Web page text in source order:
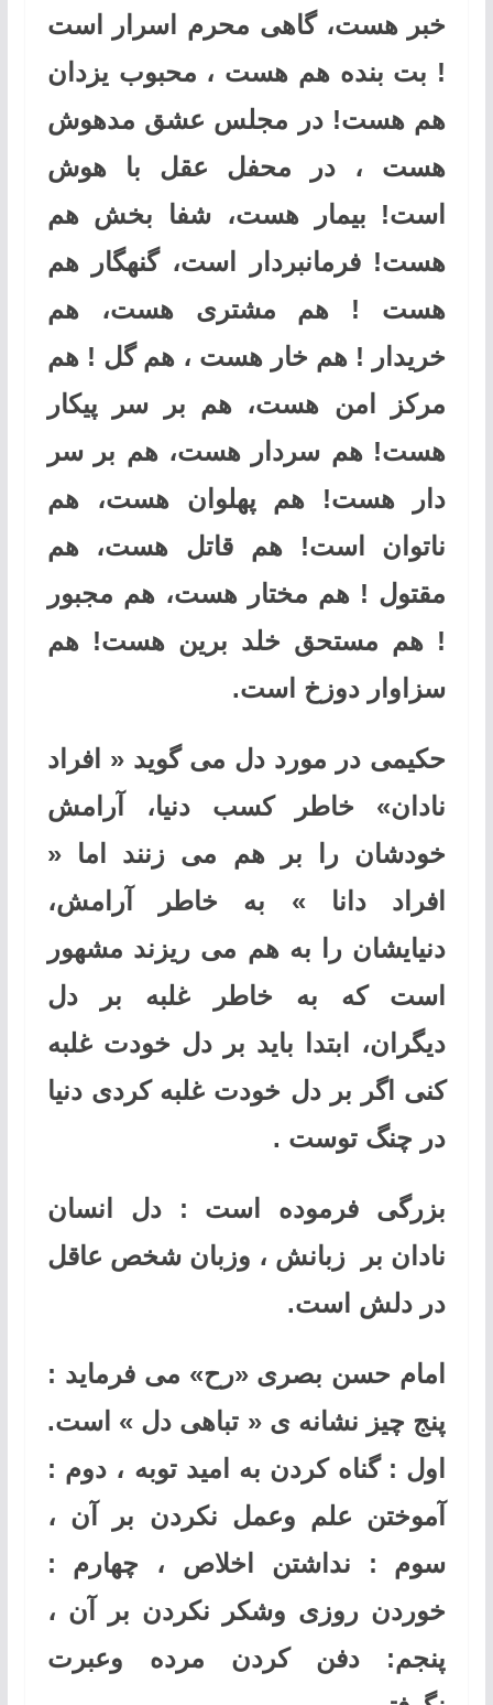
خبر هست، گاهی محرم اسرار است
! بت بنده هم هست ، محبوب یزدان
هم هست! در مجلس عشق مدهوش
هست ، در محفل عقل با هوش
است! بیمار هست، شفا بخش هم
هست! فرمانبردار است، گنهگار هم
هست ! هم مشتری هست، هم
خریدار ! هم خار هست ، هم گل ! هم
مرکز امن هست، هم بر سر پیکار
هست! هم سردار هست، هم بر سر
دار هست! هم پهلوان هست، هم
ناتوان است! هم قاتل هست، هم
مقتول ! هم مختار هست، هم مجبور
! هم مستحق خلد برین هست! هم
سزاوار دوزخ است.
حکیمی در مورد دل می گوید « افراد
نادان» خاطر کسب دنیا، آرامش
خودشان را بر هم می زنند اما «
افراد دانا » به خاطر آرامش،
دنیایشان را به هم می ریزند مشهور
است که به خاطر غلبه بر دل
دیگران، ابتدا باید بر دل خودت غلبه
کنی اگر بر دل خودت غلبه کردی دنیا
در چنگ توست .
بزرگی فرموده است : دل انسان
نادان بر زبانش ، وزبان شخص عاقل
در دلش است.
امام حسن بصری «رح» می فرماید :
پنج چیز نشانه ی « تباهی دل » است.
اول : گناه کردن به امید توبه ، دوم :
آموختن علم وعمل نکردن بر آن ،
سوم : نداشتن اخلاص ، چهارم :
خوردن روزی وشکر نکردن بر آن ،
پنجم: دفن کردن مرده وعبرت